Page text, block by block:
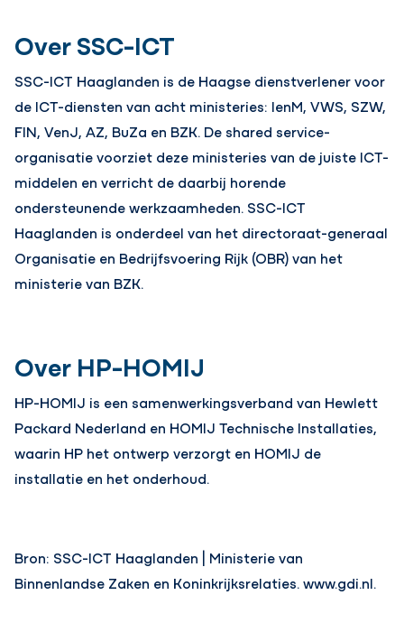
Over SSC-ICT
SSC-ICT Haaglanden is de Haagse dienstverlener voor
de ICT-diensten van acht ministeries: IenM, VWS, SZW,
FIN, VenJ, AZ, BuZa en BZK. De shared service-
organisatie voorziet deze ministeries van de juiste ICT-
middelen en verricht de daarbij horende
ondersteunende werkzaamheden. SSC-ICT
Haaglanden is onderdeel van het directoraat-generaal
Organisatie en Bedrijfsvoering Rijk (OBR) van het
ministerie van BZK.
Over HP-HOMIJ
HP-HOMIJ is een samenwerkingsverband van Hewlett
Packard Nederland en HOMIJ Technische Installaties,
waarin HP het ontwerp verzorgt en HOMIJ de
installatie en het onderhoud.
Bron: SSC-ICT Haaglanden | Ministerie van
Binnenlandse Zaken en Koninkrijksrelaties. www.gdi.nl.